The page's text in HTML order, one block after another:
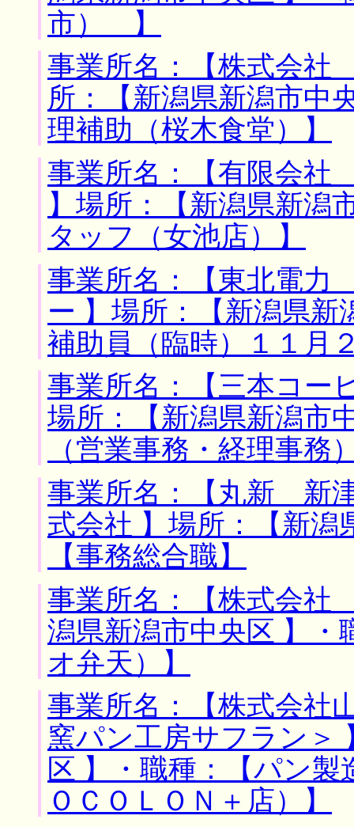
市） 】
事業所名：【株式会
所：【新潟県新潟市中
理補助（桜木食堂）】
事業所名：【有限会
】場所：【新潟県新潟
タッフ（女池店）】
事業所名：【東北電
ー 】場所：【新潟県新
補助員（臨時）１１月
事業所名：【三本コ
場所：【新潟県新潟市
（営業事務・経理事務
事業所名：【丸新 新
式会社 】場所：【新潟
【事務総合職】
事業所名：【株式会
潟県新潟市中央区 】・
オ弁天）】
事業所名：【株式会社
窯パン工房サフラン＞
区 】・職種：【パン
ＯＣＯＬＯＮ＋店）】